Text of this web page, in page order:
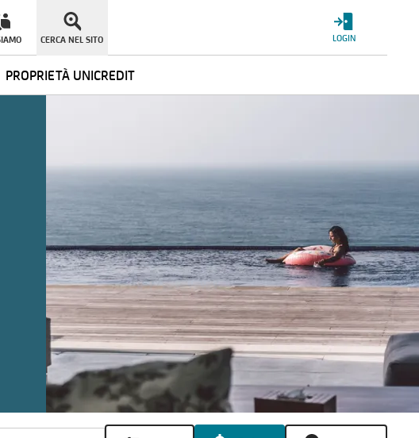
PROPRIETÀ UNICREDIT
CERCA NEL SITO LOGIN